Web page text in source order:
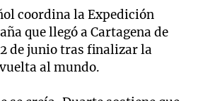
coordina la Expedición
que llegó a Cartagena de
de junio tras finalizar la
al mundo.